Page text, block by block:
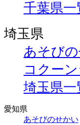
千葉県
埼玉県
あそび
コクー
埼玉県
愛知県
あそびのせかい